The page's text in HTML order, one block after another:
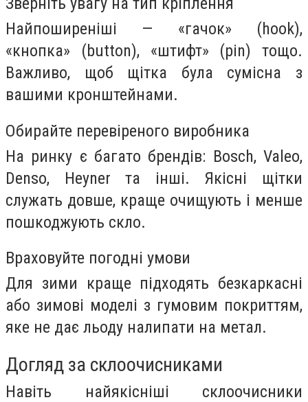
Найпоширеніші — «гачок» (hook),
«кнопка» (button), «штифт» (pin) тощо.
Важливо, щоб щітка була сумісна з
вашими кронштейнами.
Обирайте перевіреного виробника
На ринку є багато брендів: Bosch, Valeo,
Denso, Heyner та інші. Якісні щітки
служать довше, краще очищують і менше
пошкоджують скло.
Враховуйте погодні умови
Для зими краще підходять безкаркасні
або зимові моделі з гумовим покриттям,
яке не дає льоду налипати на метал.
Догляд за склоочисниками
Навіть найякісніші склоочисники